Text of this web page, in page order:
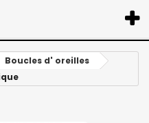
Boucles d' oreilles